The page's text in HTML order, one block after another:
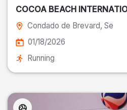
COCOA BEACH
Condado de Brevard, Se
01/18/2026
Running